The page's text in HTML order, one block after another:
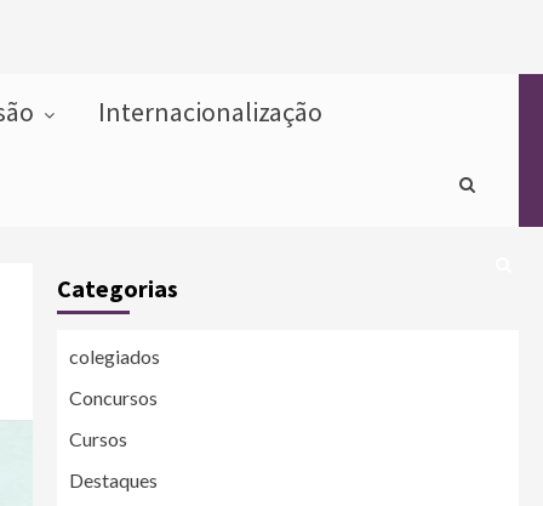
Internacionalização
Categorias
colegiados
Concursos
Cursos
Destaques